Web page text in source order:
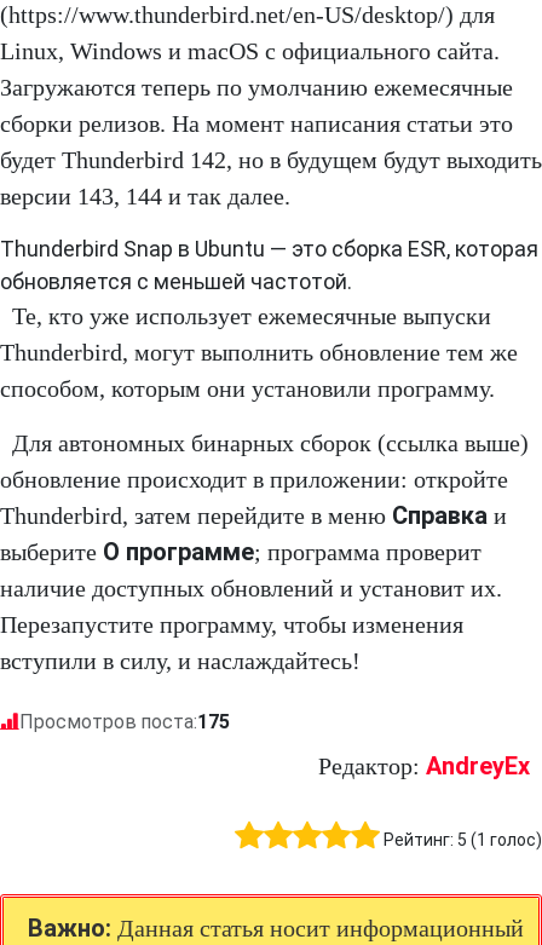
(https://www.thunderbird.net/en-US/desktop/) для
Linux, Windows и macOS с официального сайта.
Загружаются теперь по умолчанию ежемесячные
сборки релизов. На момент написания статьи это
будет Thunderbird 142, но в будущем будут выходить
версии 143, 144 и так далее.
Thunderbird Snap в Ubuntu — это сборка ESR, которая
обновляется с меньшей частотой.
Те, кто уже использует ежемесячные выпуски
Thunderbird, могут выполнить обновление тем же
способом, которым они установили программу.
Для автономных бинарных сборок (ссылка выше)
обновление происходит в приложении: откройте
Thunderbird, затем перейдите в меню Справка и
выберите О программе; программа проверит
наличие доступных обновлений и установит их.
Перезапустите программу, чтобы изменения
вступили в силу, и наслаждайтесь!
Просмотров поста:175
Редактор: AndreyEx
Рейтинг: 5 (1 голос)
Важно: Данная статья носит информационный